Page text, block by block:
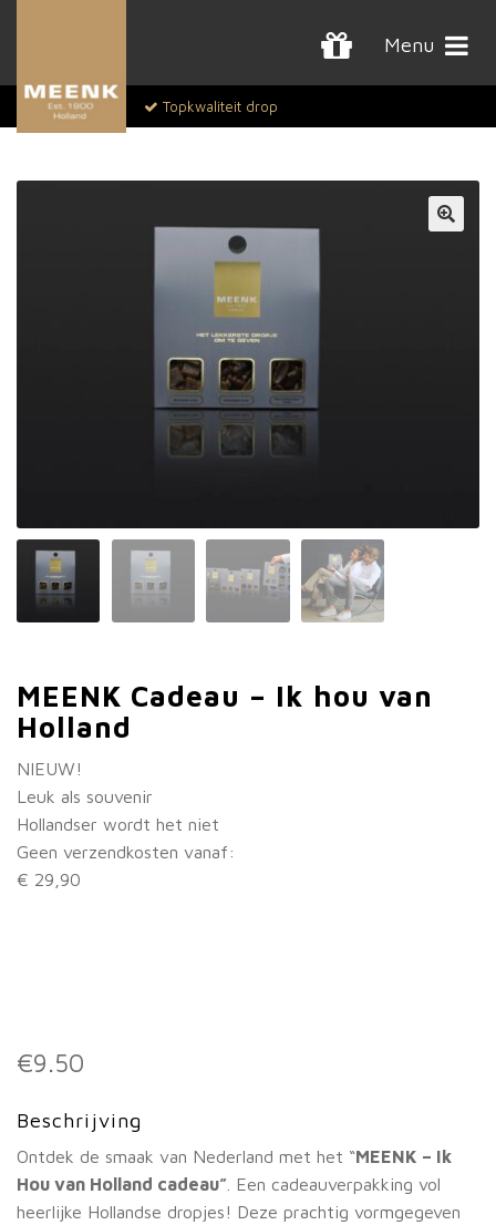
Menu
Topkwaliteit drop
MEENK Cadeau – Ik hou van
Holland
NIEUW!
Leuk als souvenir
Hollandser wordt het niet
Geen verzendkosten vanaf:
€ 29,90
€9.50
Beschrijving
Ontdek de smaak van Nederland met het “MEENK – Ik
Hou van Holland cadeau” . Een cadeauverpakking vol
heerlijke Hollandse dropjes! Deze prachtig vormgegeven